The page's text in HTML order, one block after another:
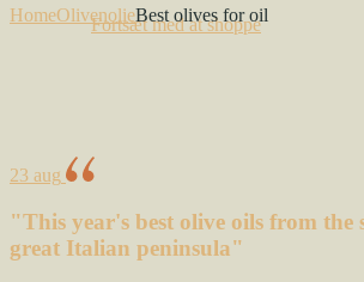
Fortsæt med at shoppe
HomeOlivenolieBest olives for oil
23 aug
"This year's best olive oils from the
great Italian peninsula"